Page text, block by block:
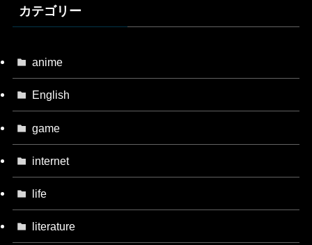
カテゴリー
anime
English
game
internet
life
literature